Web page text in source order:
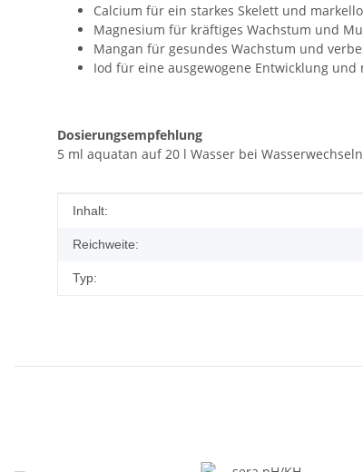
Calcium für ein starkes Skelett und
Magnesium für kräftiges Wachstum und
Mangan für gesundes Wachstum und
Iod für eine ausgewogene Entwicklung
Dosierungsempfehlung
5 ml aquatan auf 20 l Wasser bei
Produkteigenschaft
Wert
Inhalt:
Reichweite:
Typ: